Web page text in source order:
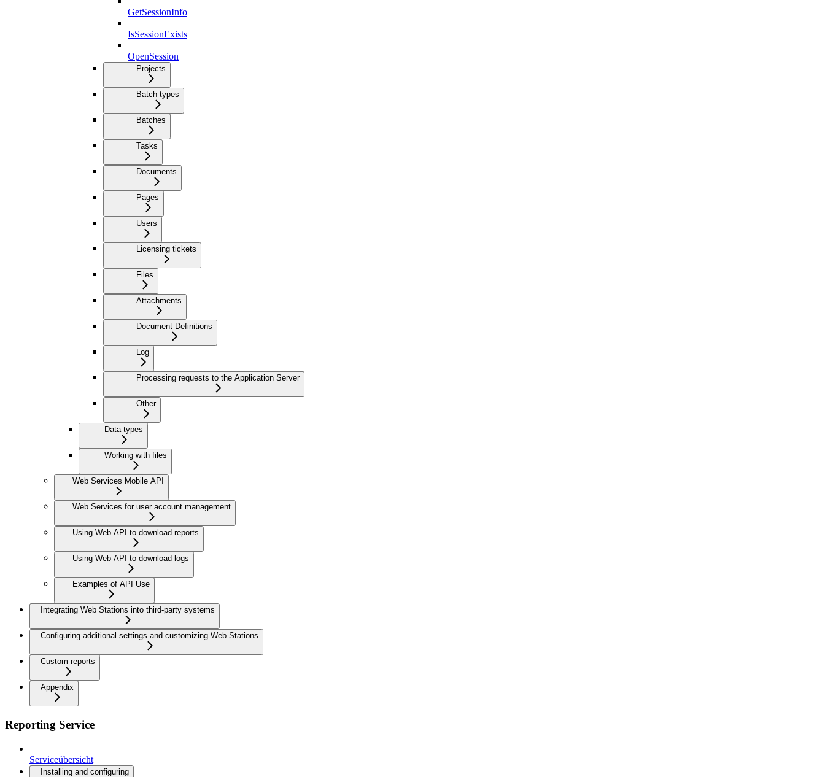
GetSessionInfo
IsSessionExists
OpenSession
Projects
Batch types
Batches
Tasks
Documents
Pages
Users
Licensing tickets
Files
Attachments
Document Definitions
Log
Processing requests to the Application Server
Other
Data types
Working with files
Web Services Mobile API
Web Services for user account management
Using Web API to download reports
Using Web API to download logs
Examples of API Use
Integrating Web Stations into third-party systems
Configuring additional settings and customizing Web Stations
Custom reports
Appendix
Reporting Service
Serviceübersicht
Installing and configuring